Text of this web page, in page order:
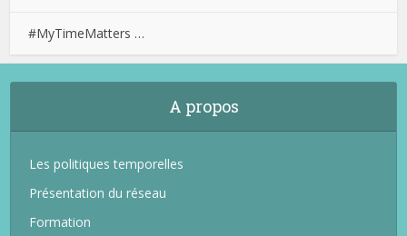
#MyTimeMatters …
A propos
Les politiques temporelles
Présentation du réseau
Formation